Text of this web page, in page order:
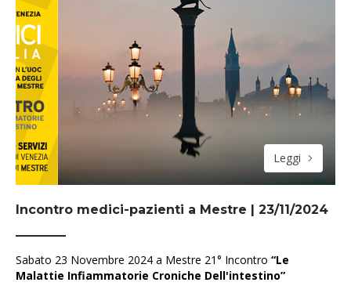
Leggi
Incontro medici-pazienti a Mestre | 23/11/2024
Sabato 23 Novembre 2024 a Mestre 21° Incontro “Le
Malattie Infiammatorie Croniche Dell'intestino”